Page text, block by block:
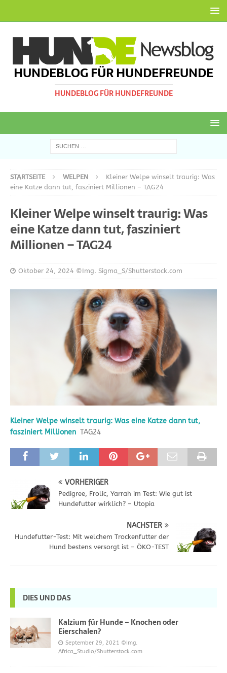
HUNDEBLOG FÜR HUNDEFREUNDE
HUNDEBLOG FÜR HUNDEFREUNDE
STARTSEITE WELPEN
Kleiner Welpe winselt traurig: Was
eine Katze dann tut, fasziniert Millionen – TAG24
Kleiner Welpe winselt traurig: Was
eine Katze dann tut, fasziniert
Millionen – TAG24
Oktober 24, 2024 ©Img. Sigma_S/Shutterstock.com
Kleiner Welpe winselt traurig: Was eine Katze dann tut,
fasziniert Millionen TAG24
VORHERIGER
Pedigree, Frolic, Yarrah im Test: Wie gut ist
Hundefutter wirklich? – Utopia
NÄCHSTER
Hundefutter-Test: Mit welchem Trockenfutter der
Hund bestens versorgt ist – ÖKO-TEST
DIES UND DAS
Kalzium für Hunde – Knochen oder
Eierschalen?
September 29, 2021 ©Img.
Africa_Studio/Shutterstock.com